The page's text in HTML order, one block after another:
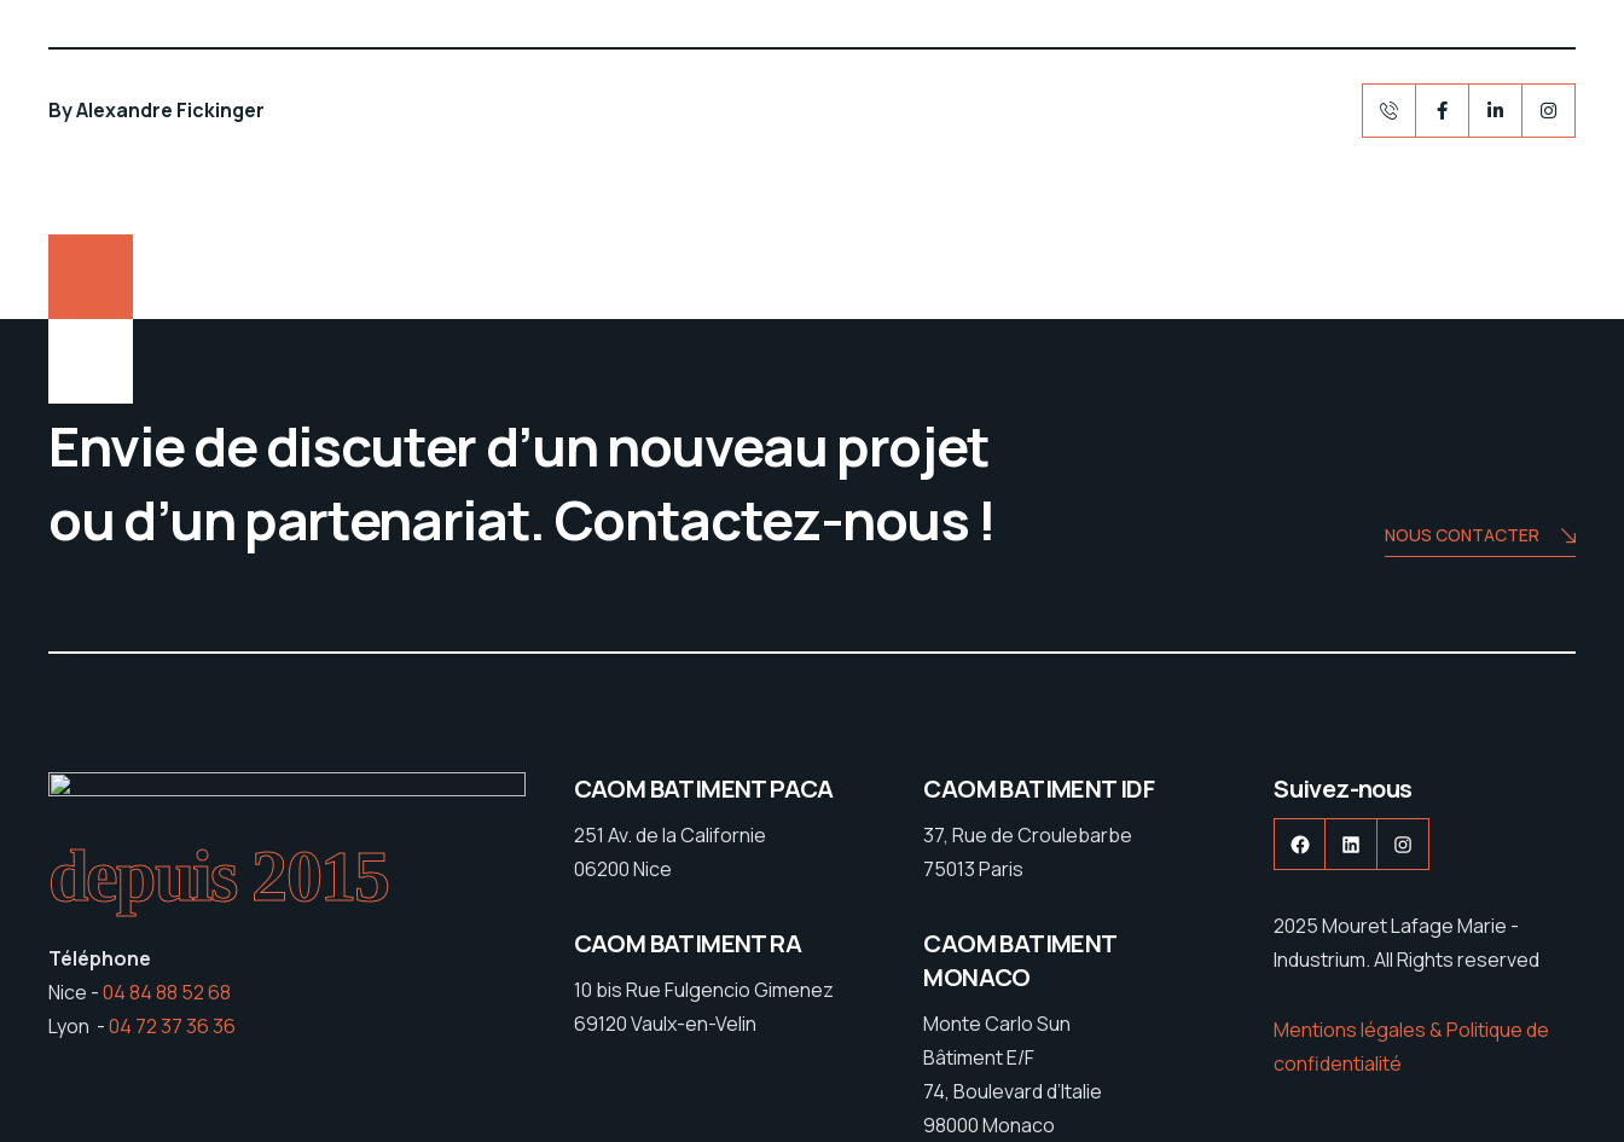
ByAlexandre Fickinger
Envie de discuter d’un nouveau projet
ou d’un partenariat. Contactez-nous !
NOUS CONTACTER
depuis 2015
Téléphone
Nice -04 84 88 52 68
Lyon -04 72 37 36 36
CAOM BATIMENT PACA
251 Av. de la Californie
06200 Nice
CAOM BATIMENT RA
10 bis Rue Fulgencio Gimenez
69120 Vaulx-en-Velin
CAOM BATIMENT IDF
37, Rue de Croulebarbe
75013 Paris
CAOM BATIMENT
MONACO
Monte Carlo Sun
Bâtiment E/F
74, Boulevard d’Italie
98000 Monaco
Suivez-nous
Facebook
LinkedInInstagram
2025 Mouret Lafage Marie -
Industrium. All Rights reserved
Mentions légales & Politique de
confidentialité